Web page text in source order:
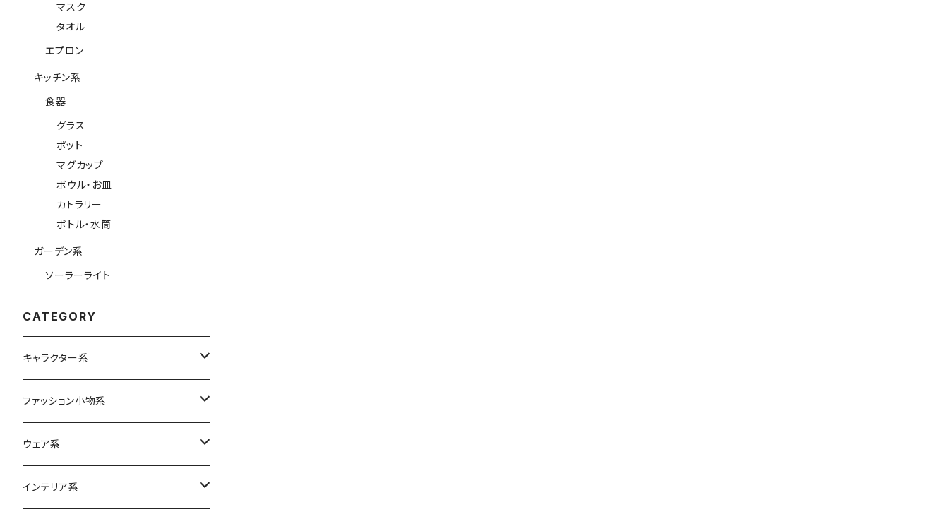
マスク
タオル
エプロン
キッチン系
食器
グラス
ポット
マグカップ
ボウル・お皿
カトラリー
ボトル・水筒
ガーデン系
ソーラーライト
CATEGORY
キャラクター系
Betty Boop
ムーミン
スヌーピー
ファッション小物系
バッグ
エコバッグ
リュック
ウェア系
ボトムス
インテリア系